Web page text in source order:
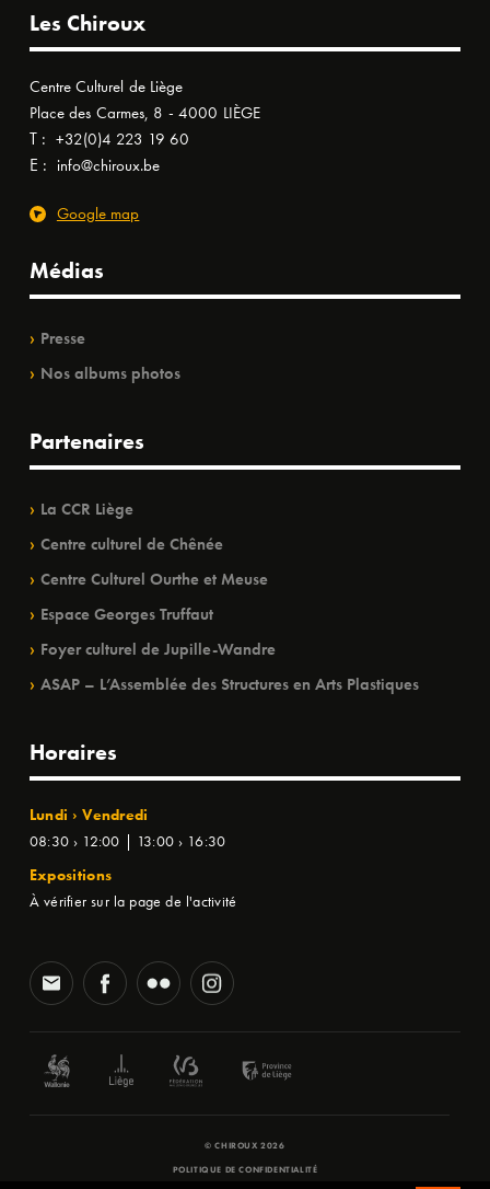
Les Chiroux
Centre Culturel de Liège
Place des Carmes, 8 - 4000 LIÈGE
T : +32(0)4 223 19 60
E : info@chiroux.be
Google map
Médias
Presse
Nos albums photos
Partenaires
La CCR Liège
Centre culturel de Chênée
Centre Culturel Ourthe et Meuse
Espace Georges Truffaut
Foyer culturel de Jupille-Wandre
ASAP – L’Assemblée des Structures en Arts Plastiques
Horaires
Lundi › Vendredi
08:30 › 12:00 | 13:00 › 16:30
Expositions
À vérifier sur la page de l'activité
© CHIROUX 2026
POLITIQUE DE CONFIDENTIALITÉ